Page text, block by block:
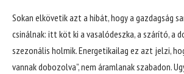
Sokan elkövetik azt a hibát, hogy a gazdagság
csinálnak: itt köt ki a vasalódeszka, a szárító, a
szezonális holmik. Energetikailag ez azt jelzi,
vannak dobozolva”, nem áramlanak szabadon.